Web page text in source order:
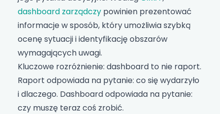
dashboard zarządczy powinien prezentować
informacje w sposób, który umożliwia szybką
ocenę sytuacji i identyfikację obszarów
wymagających uwagi.
Kluczowe rozróżnienie: dashboard to nie raport.
Raport odpowiada na pytanie: co się wydarzyło
i dlaczego. Dashboard odpowiada na pytanie:
czy muszę teraz coś zrobić.